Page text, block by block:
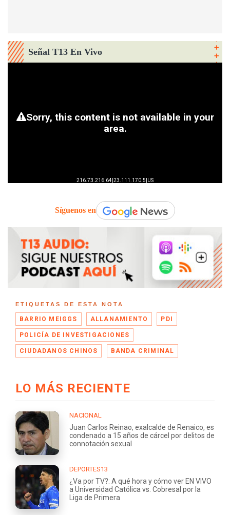
Señal T13 En Vivo
Síguenos en
ETIQUETAS DE ESTA NOTA
BARRIO MEIGGS ALLANAMIENTO PDI
POLICÍA DE INVESTIGACIONES
CIUDADANOS CHINOS BANDA CRIMINAL
LO MÁS RECIENTE
NACIONAL
Juan Carlos Reinao, exalcalde de Renaico, es
condenado a 15 años de cárcel por delitos de
connotación sexual
DEPORTES13
¿Va por TV?: A qué hora y cómo ver EN VIVO
a Universidad Católica vs. Cobresal por la
Liga de Primera